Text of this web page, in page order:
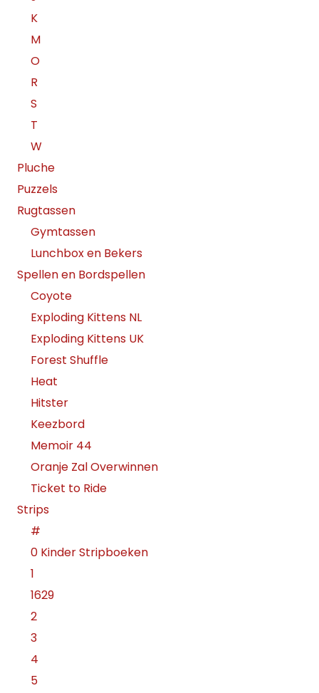
K
M
O
R
S
T
W
Pluche
Puzzels
Rugtassen
Gymtassen
Lunchbox en Bekers
Spellen en Bordspellen
Coyote
Exploding Kittens NL
Exploding Kittens UK
Forest Shuffle
Heat
Hitster
Keezbord
Memoir 44
Oranje Zal Overwinnen
Ticket to Ride
Strips
#
0 Kinder Stripboeken
1
1629
2
3
4
5